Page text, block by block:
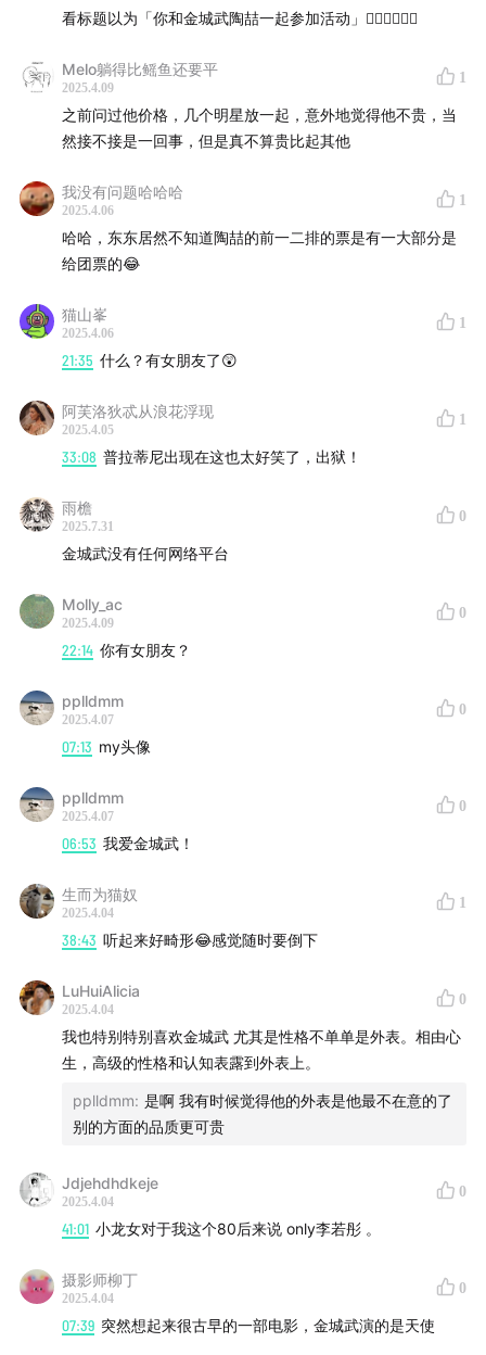
看标题以为「你和金城武陶喆一起参加活动」👍🏻👍🏻👍🏻
Melo躺得比鳐鱼还要平
2025.4.09
1
之前问过他价格，几个明星放一起，意外地觉得他不贵，当
然接不接是一回事，但是真不算贵比起其他
我没有问题哈哈哈
2025.4.06
1
哈哈，东东居然不知道陶喆的前一二排的票是有一大部分是
给团票的😂
猫山峯
2025.4.06
1
21:35 什么？有女朋友了😲
阿芙洛狄忒从浪花浮现
2025.4.05
1
33:08 普拉蒂尼出现在这也太好笑了，出狱！
雨檐
2025.7.31
0
金城武没有任何网络平台
Molly_ac
2025.4.09
0
22:14 你有女朋友？
pplldmm
2025.4.07
0
07:13 my头像
pplldmm
2025.4.07
0
06:53 我爱金城武！
生而为猫奴
2025.4.04
1
38:43 听起来好畸形😂感觉随时要倒下
LuHuiAlicia
2025.4.04
0
我也特别特别喜欢金城武 尤其是性格不单单是外表。相由心
生，高级的性格和认知表露到外表上。
pplldmm: 是啊 我有时候觉得他的外表是他最不在意的了
别的方面的品质更可贵
Jdjehdhdkeje
2025.4.04
0
41:01 小龙女对于我这个80后来说 only李若彤 。
摄影师柳丁
2025.4.04
0
07:39 突然想起来很古早的一部电影，金城武演的是天使